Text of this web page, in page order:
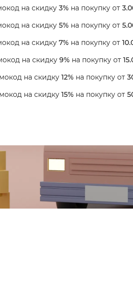
на скидку 3%на покупку от
на скидку 5%на покупку от
на скидку 7%на покупку от
на скидку 9%на покупку от
на скидку 12%на покупку от
на скидку 15%на покупку от